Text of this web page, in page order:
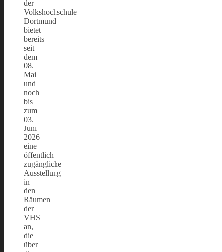
der
Volkshochschule
Dortmund
bietet
bereits
seit
dem
08.
Mai
und
noch
bis
zum
03.
Juni
2026
eine
öffentlich
zugängliche
Ausstellung
in
den
Räumen
der
VHS
an,
die
über